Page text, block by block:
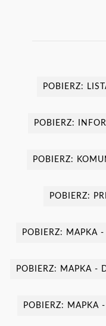
POBIERZ:
POBIERZ:
POBIERZ:
POBIERZ:
POBIERZ: MAPKA
POBIERZ: MAPKA -
POBIERZ: MAPKA